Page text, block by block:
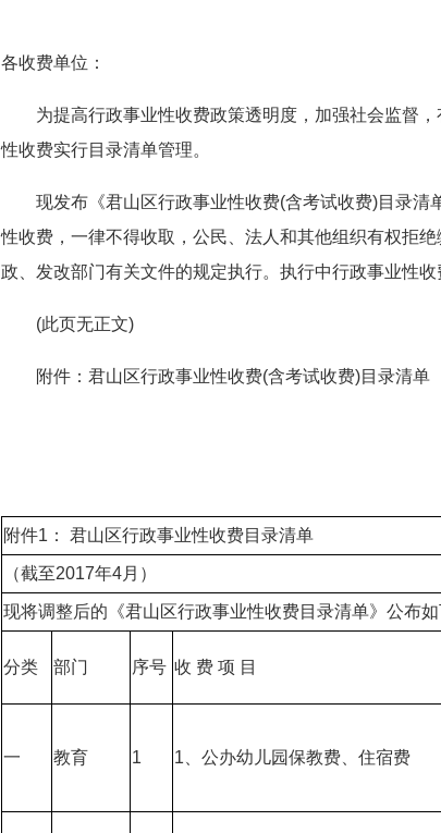
各收费单位：
为提高行政事业性收费政策透明度，加强社会监督
性收费实行目录清单管理。
现发布《君山区行政事业性收费(含考试收费)目录
性收费，一律不得收取，公民、法人和其他组织有权拒
政、发改部门有关文件的规定执行。执行中行政事业性
(此页无正文)
附件：君山区行政事业性收费(含考试收费)目录清单
附件1： 君山区行政事业性收费目录清单
（截至2017年4月）
现将调整后的《君山区行政事业性收费目录清单》公布如
分类 部门 序号 收 费 项 目
一 教育 1 1、公办幼儿园保教费、住宿费